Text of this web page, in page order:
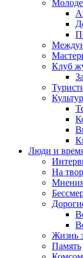
Клуб
Люди и
На
Жизнь
Память